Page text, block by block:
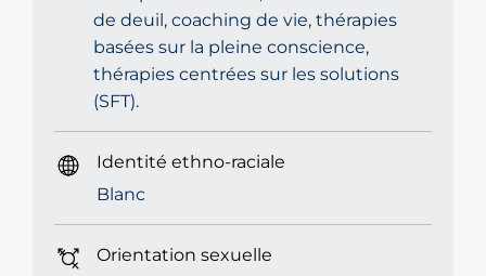
de deuil, coaching de vie, thérapies
basées sur la pleine conscience,
thérapies centrées sur les solutions
(SFT).
Identité ethno-raciale
Blanc
Orientation sexuelle